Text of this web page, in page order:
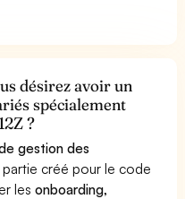
désirez avoir un
spécialement
?
gestion des
créé pour le code
lesonboarding,